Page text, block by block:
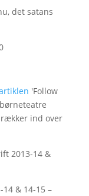
det satans
'Follow
ind over
2013-14 &
& 14-15 –